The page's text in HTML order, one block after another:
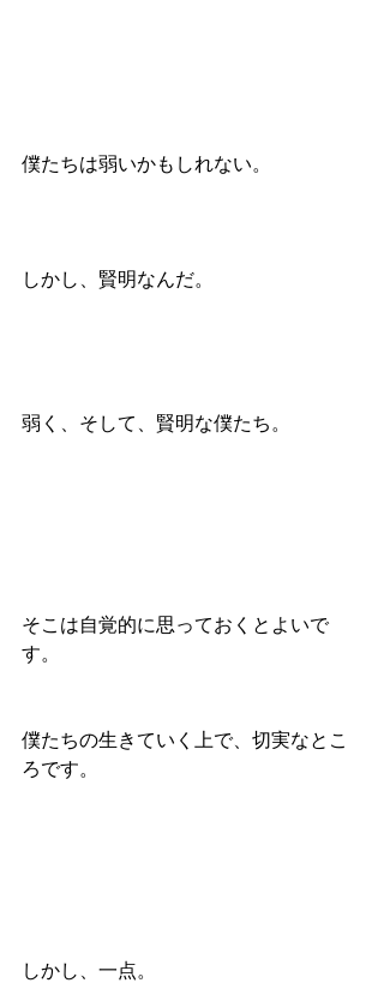
僕たちは弱いかもしれない。
しかし、賢明なんだ。
弱く、そして、賢明な僕たち。
そこは自覚的に思っておくとよいで
す。
僕たちの生きていく上で、切実なとこ
ろです。
しかし、一点。